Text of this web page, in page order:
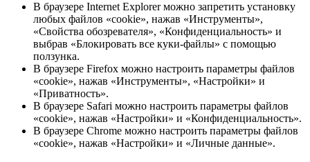
В браузере Internet Explorer можно запретить установку
любых файлов «cookie», нажав «Инструменты»,
«Свойства обозревателя», «Конфиденциальность» и
выбрав «Блокировать все куки-файлы» с помощью
ползунка.
В браузере Firefox можно настроить параметры файлов
«cookie», нажав «Инструменты», «Настройки» и
«Приватность».
В браузере Safari можно настроить параметры файлов
«cookie», нажав «Настройки» и «Конфиденциальность».
В браузере Chrome можно настроить параметры файлов
«cookie», нажав «Настройки» и «Личные данные».